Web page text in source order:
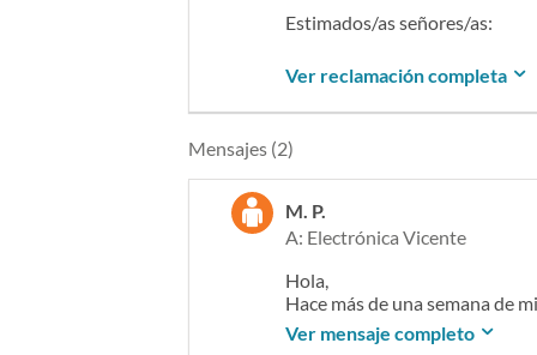
Estimados/as señores/as:
En fecha 01-04-2025 adquirí
18cm-11966.html.
El producto ha resultado
cazo y el mango.
El uso que se ha hecho ha
en el plazo legal de garantía
Solicito que procedan a
Sin otro particular,
Ver reclamación completa
Mensajes (2)
M. P.
A: Electrónica Vicente
Hola,
Hace más de una semana de
Ver mensaje completo